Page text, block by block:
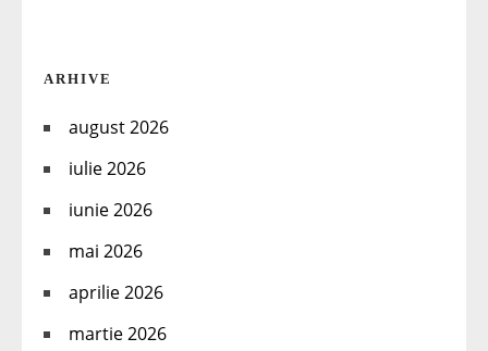
ARHIVE
august 2026
iulie 2026
iunie 2026
mai 2026
aprilie 2026
martie 2026